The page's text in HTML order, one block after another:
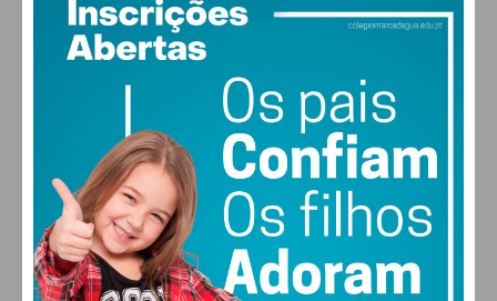
27,0k
0
Followers
577
Readers